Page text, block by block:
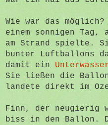
Wie war das
einem sonnigen Tag,
am Strand spielte.
bunter Luftballons
damit ein
Sie ließen die
landete direkt im
Finn, der neugierig
biss in den Ballon.